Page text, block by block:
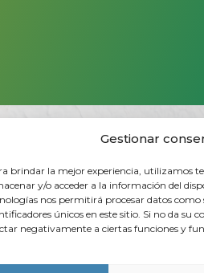
Gestionar
brindar la mejor experiencia, utilizamos
y/o acceder a la información del
nos permitirá procesar datos
únicos en este sitio. Si no da su
negativamente a ciertas funciones y
Santiago
T. (+34) 981 555 888